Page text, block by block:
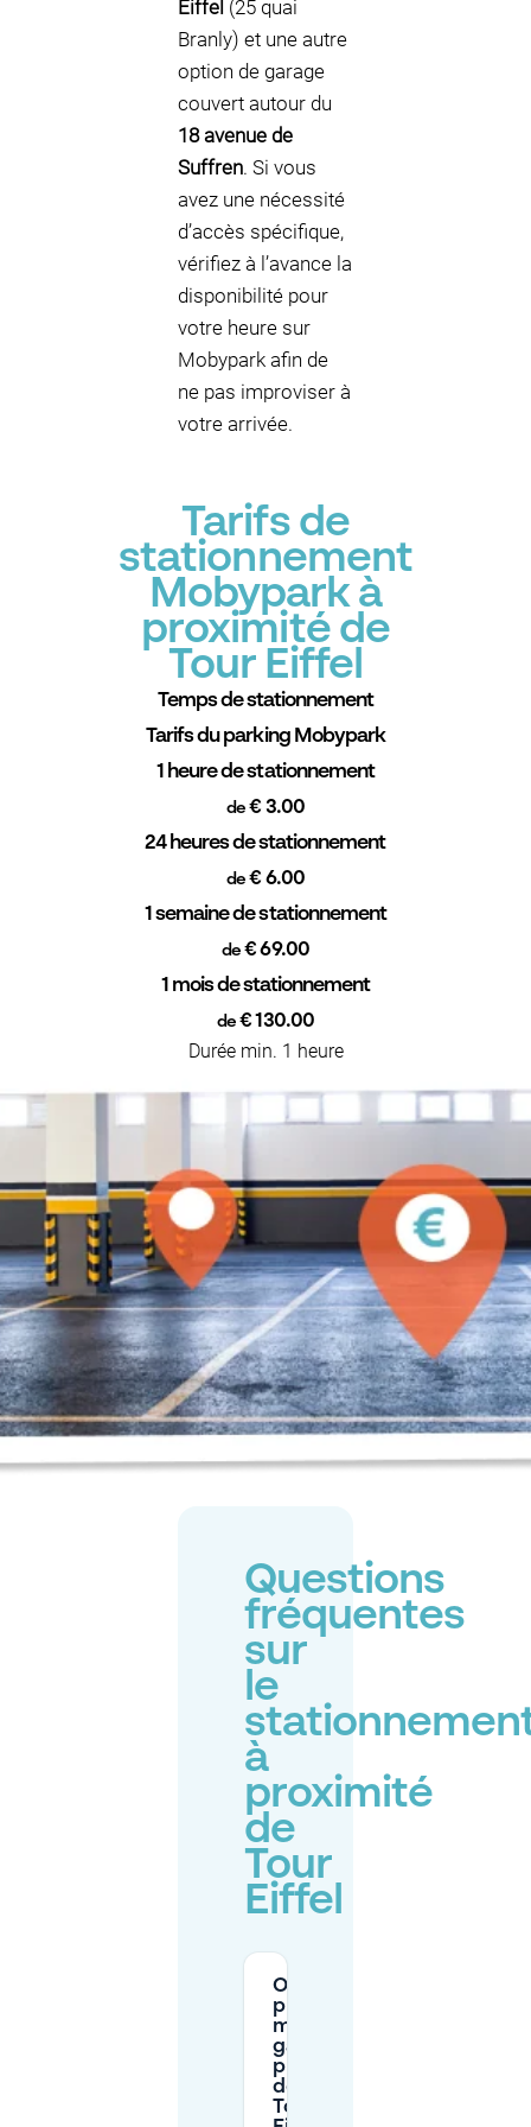
Eiffel (25 quai
Branly) et une autre
option de garage
couvert autour du
18 avenue de
Suffren. Si vous
avez une nécessité
d’accès spécifique,
vérifiez à l’avance la
disponibilité pour
votre heure sur
Mobypark afin de
ne pas improviser à
votre arrivée.
Tarifs de
stationnement
Mobypark à
proximité de
Tour Eiffel
Temps de stationnement
Tarifs du parking Mobypark
1 heure de stationnement
de € 3.00
24 heures de stationnement
de € 6.00
1 semaine de stationnement
de € 69.00
1 mois de stationnement
de € 130.00
Durée min. 1 heure
Questions
fréquentes
sur
le
à
proximité
de
Tour
Eiffel
Où
puis-je
me
garer
près
de la
Tour